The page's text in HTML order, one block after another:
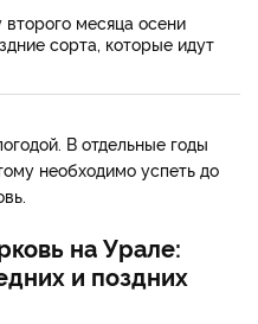
месяца осени
сорта, которые идут
В отдельные годы
необходимо успеть до
на Урале:
и поздних